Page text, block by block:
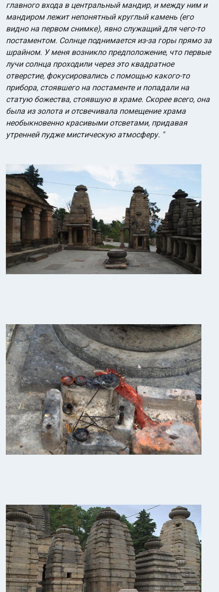
главного входа в центральный мандир, и между ним и
мандиром лежит непонятный круглый камень (его
видно на первом снимке), явно служащий для чего-то
постаментом. Солнце поднимается из-за горы прямо за
шрайном. У меня возникло предположение, что первые
лучи солнца проходили через это квадратное
отверстие, фокусировались с помощью какого-то
прибора, стоявшего на постаменте и попадали на
статую божества, стоявшую в храме. Скорее всего, она
была из золота и отсвечивала помещение храма
необыкновенно красивыми отсветами, придавая
утренней пудже мистическую атмосферу. "